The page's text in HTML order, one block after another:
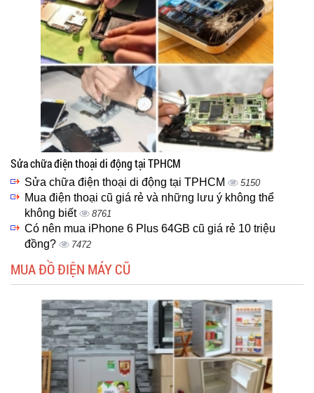
Sửa chữa điện thoại di động tại TPHCM
Sửa chữa điện thoại di động tại TPHCM 5150
Mua điện thoại cũ giá rẻ và những lưu ý không thể
không biết
8761
Có nên mua iPhone 6 Plus 64GB cũ giá rẻ 10 triệu
đồng?
7472
MUA ĐỒ ĐIỆN MÁY CŨ